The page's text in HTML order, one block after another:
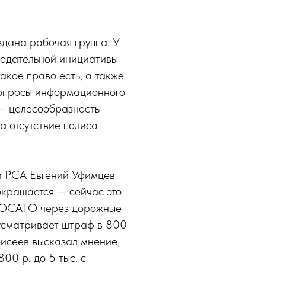
рабочая группа. У
инициативы
право есть, а также
информационного
полиса
РСА Евгений Уфимцев
— сейчас это
ОСАГО через дорожные
штраф в 800
высказал мнение,
р. до 5 тыс. с